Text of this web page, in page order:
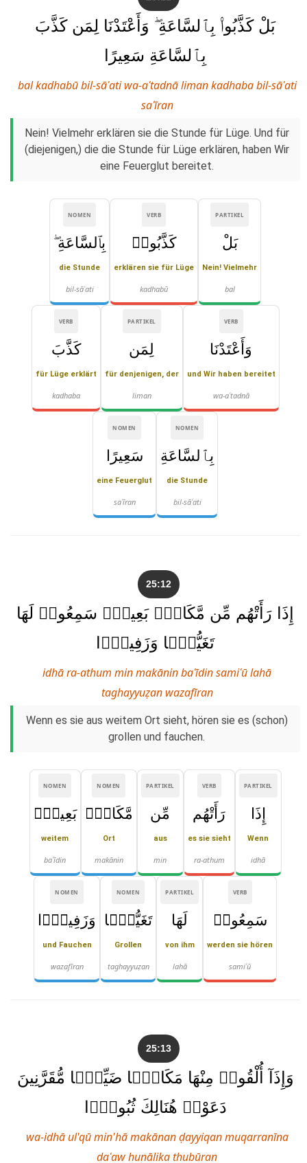
بَلْ كَذَّبُوا۟ بِٱلسَّاعَةِ ۖ وَأَعْتَدْنَا لِمَن كَذَّبَ
بِٱلسَّاعَةِ سَعِيرًا
bal kadhabū bil-sāʿati wa-aʿtadnā liman kadhaba bil-sāʿati
saʿīran
Nein! Vielmehr erklären sie die Stunde für Lüge. Und für
(diejenigen,) die die Stunde für Lüge erklären, haben Wir
eine Feuerglut bereitet.
PARTIKEL
بَلْ
Nein! Vielmehr
bal
VERB
كَذَّبُوا۟
erklären sie für Lüge
kadhabū
NOMEN
بِٱلسَّاعَةِ ۖ
die Stunde
bil-sāʿati
VERB
وَأَعْتَدْنَا
und Wir haben bereitet
wa-aʿtadnā
PARTIKEL
لِمَن
für denjenigen, der
liman
VERB
كَذَّبَ
für Lüge erklärt
kadhaba
NOMEN
بِٱلسَّاعَةِ
die Stunde
bil-sāʿati
NOMEN
سَعِيرًا
eine Feuerglut
saʿīran
25:12
إِذَا رَأَتْهُم مِّن مَّكَانٍۭ بَعِيدٍۢ سَمِعُوا۟ لَهَا
تَغَيُّظًۭا وَزَفِيرًۭا
idhā ra-athum min makānin baʿīdin samiʿū lahā
taghayyuẓan wazafīran
Wenn es sie aus weitem Ort sieht, hören sie es (schon)
grollen und fauchen.
PARTIKEL
إِذَا
Wenn
idhā
VERB
رَأَتْهُم
es sie sieht
ra-athum
PARTIKEL
مِّن
aus
min
NOMEN
مَّكَانٍۭ
Ort
makānin
NOMEN
بَعِيدٍۢ
weitem
baʿīdin
VERB
سَمِعُوا۟
werden sie hören
samiʿū
PARTIKEL
لَهَا
von ihm
lahā
NOMEN
تَغَيُّظًۭا
Grollen
taghayyuẓan
NOMEN
وَزَفِيرًۭا
und Fauchen
wazafīran
25:13
وَإِذَآ أُلْقُوا۟ مِنْهَا مَكَانًۭا ضَيِّقًۭا مُّقَرَّنِينَ
دَعَوْا۟ هُنَالِكَ ثُبُورًۭا
wa-idhā ul'qū min'hā makānan ḍayyiqan muqarranīna
daʿaw hunālika thubūran